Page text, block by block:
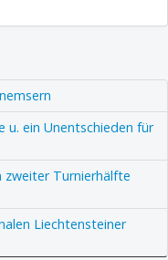
u. ein Unentschieden für
zweiter Turnierhälfte
Liechtensteiner